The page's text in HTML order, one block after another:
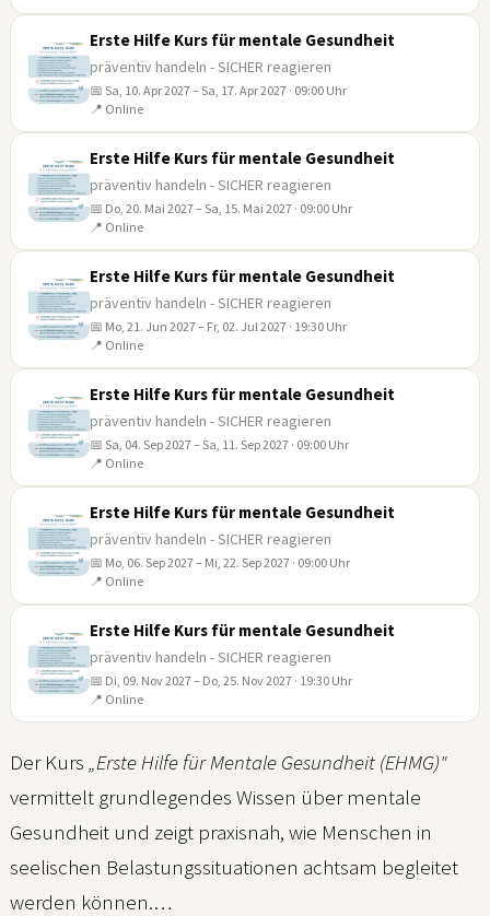
MÄR
APR
Erste Hilfe Kurs für mentale Gesundheit
präventiv handeln - SICHER reagieren
📅 Sa, 10. Apr 2027 – Sa, 17. Apr 2027 · 09:00 Uhr
📍 Online
MAI
Erste Hilfe Kurs für mentale Gesundheit
präventiv handeln - SICHER reagieren
📅 Do, 20. Mai 2027 – Sa, 15. Mai 2027 · 09:00 Uhr
📍 Online
JUN
Erste Hilfe Kurs für mentale Gesundheit
präventiv handeln - SICHER reagieren
📅 Mo, 21. Jun 2027 – Fr, 02. Jul 2027 · 19:30 Uhr
📍 Online
SEP
Erste Hilfe Kurs für mentale Gesundheit
präventiv handeln - SICHER reagieren
📅 Sa, 04. Sep 2027 – Sa, 11. Sep 2027 · 09:00 Uhr
📍 Online
SEP
Erste Hilfe Kurs für mentale Gesundheit
präventiv handeln - SICHER reagieren
📅 Mo, 06. Sep 2027 – Mi, 22. Sep 2027 · 09:00 Uhr
📍 Online
NOV
Erste Hilfe Kurs für mentale Gesundheit
präventiv handeln - SICHER reagieren
📅 Di, 09. Nov 2027 – Do, 25. Nov 2027 · 19:30 Uhr
📍 Online
Der Kurs „Erste Hilfe für Mentale Gesundheit (EHMG)"
vermittelt grundlegendes Wissen über mentale
Gesundheit und zeigt praxisnah, wie Menschen in
seelischen Belastungssituationen achtsam begleitet
werden können.